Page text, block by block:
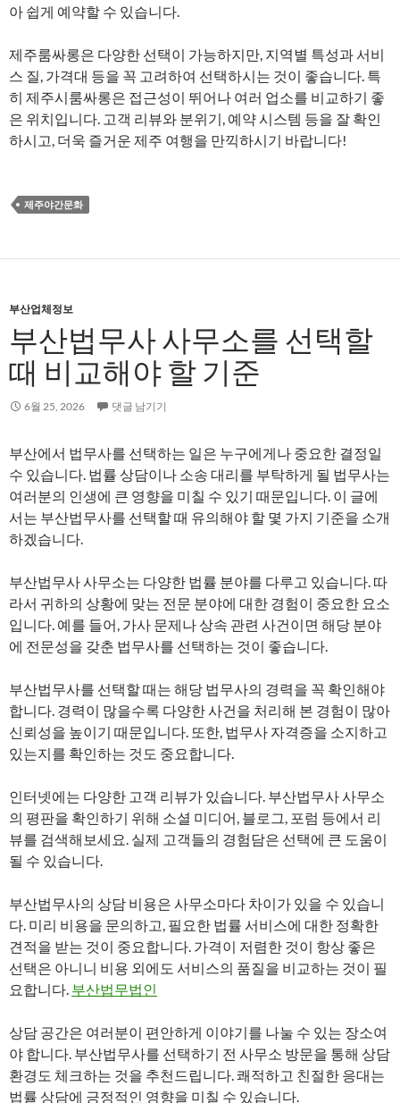
아 쉽게 예약할 수 있습니다.
제주룸싸롱은 다양한 선택이 가능하지만, 지역별 특성과 서비
스 질, 가격대 등을 꼭 고려하여 선택하시는 것이 좋습니다. 특
히 제주시룸싸롱은 접근성이 뛰어나 여러 업소를 비교하기 좋
은 위치입니다. 고객 리뷰와 분위기, 예약 시스템 등을 잘 확인
하시고, 더욱 즐거운 제주 여행을 만끽하시기 바랍니다!
제주야간문화
부산업체정보
부산법무사 사무소를 선택할
때 비교해야 할 기준
6월 25, 2026 댓글 남기기
부산에서 법무사를 선택하는 일은 누구에게나 중요한 결정일
수 있습니다. 법률 상담이나 소송 대리를 부탁하게 될 법무사는
여러분의 인생에 큰 영향을 미칠 수 있기 때문입니다. 이 글에
서는 부산법무사를 선택할 때 유의해야 할 몇 가지 기준을 소개
하겠습니다.
부산법무사 사무소는 다양한 법률 분야를 다루고 있습니다. 따
라서 귀하의 상황에 맞는 전문 분야에 대한 경험이 중요한 요소
입니다. 예를 들어, 가사 문제나 상속 관련 사건이면 해당 분야
에 전문성을 갖춘 법무사를 선택하는 것이 좋습니다.
부산법무사를 선택할 때는 해당 법무사의 경력을 꼭 확인해야
합니다. 경력이 많을수록 다양한 사건을 처리해 본 경험이 많아
신뢰성을 높이기 때문입니다. 또한, 법무사 자격증을 소지하고
있는지를 확인하는 것도 중요합니다.
인터넷에는 다양한 고객 리뷰가 있습니다. 부산법무사 사무소
의 평판을 확인하기 위해 소셜 미디어, 블로그, 포럼 등에서 리
뷰를 검색해보세요. 실제 고객들의 경험담은 선택에 큰 도움이
될 수 있습니다.
부산법무사의 상담 비용은 사무소마다 차이가 있을 수 있습니
다. 미리 비용을 문의하고, 필요한 법률 서비스에 대한 정확한
견적을 받는 것이 중요합니다. 가격이 저렴한 것이 항상 좋은
선택은 아니니 비용 외에도 서비스의 품질을 비교하는 것이 필
요합니다. 부산법무법인
상담 공간은 여러분이 편안하게 이야기를 나눌 수 있는 장소여
야 합니다. 부산법무사를 선택하기 전 사무소 방문을 통해 상담
환경도 체크하는 것을 추천드립니다. 쾌적하고 친절한 응대는
법률 상담에 긍정적인 영향을 미칠 수 있습니다.